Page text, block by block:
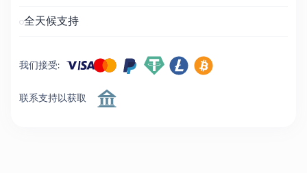
全天候支持
我们接受:
联系支持以获取